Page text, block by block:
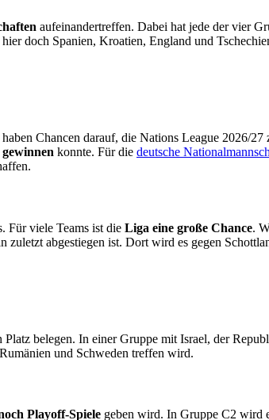
aufeinandertreffen. Dabei hat jede der vier
doch Spanien, Kroatien, England und
Chancen darauf, die Nations League 2026/
konnte. Für die deutsche
Für viele Teams ist die Liga eine große Chance.
abgestiegen ist. Dort wird es gegen
belegen. In einer Gruppe mit Israel, der
und Schweden treffen wird.
Playoff-Spiele geben wird. In Gruppe C2 wird